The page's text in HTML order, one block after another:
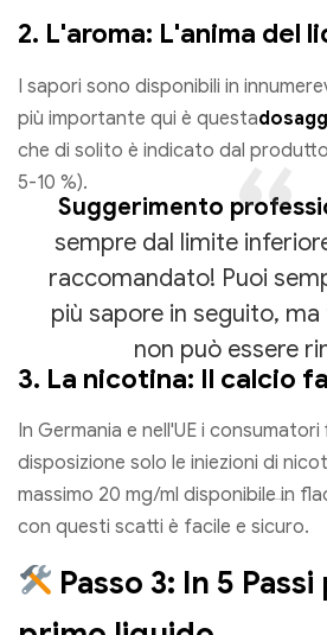
2. L'aroma: L'anima del
I sapori sono disponibili in
più importante qui è questa
che di solito è indicato dal
5-10 %).
Suggerimento
sempre dal limite
raccomandato! Puoi
più sapore in seguito,
non può essere
3. La nicotina: Il calcio
In Germania e nell'UE i consumatori
disposizione solo le iniezioni di
massimo 20 mg/ml disponibile in
con questi scatti è facile e sicuro.
Passo 3: In 5